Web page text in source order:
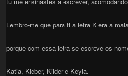
Lembro-me que para ti a letra K era a
porque com essa letra se escreve os
Katia, Kleber, Kilder e Keyla.